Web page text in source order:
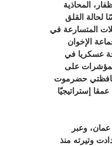
المحاذية
لحالة القلق
المتسارعة في
الإخوان
عسكريا في
على
محافظتي حضرموت
إستراتيجيّا
وعبر
وتيرته منذ